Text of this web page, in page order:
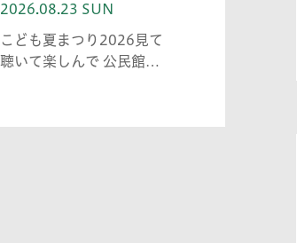
ける役割」
2026.08.23 SUN
こども夏まつり2026見て
聴いて楽しんで 公民館で